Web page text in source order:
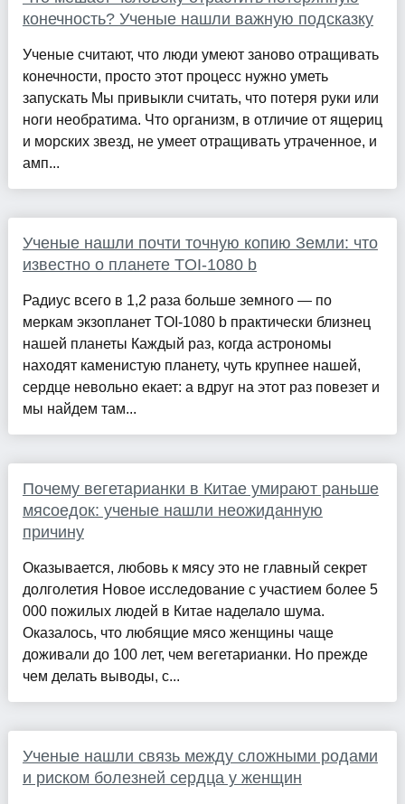
конечность? Ученые нашли важную подсказку
Ученые считают, что люди умеют заново отращивать
конечности, просто этот процесс нужно уметь
запускать Мы привыкли считать, что потеря руки или
ноги необратима. Что организм, в отличие от ящериц
и морских звезд, не умеет отращивать утраченное, и
амп...
Ученые нашли почти точную копию Земли: что
известно о планете TOI-1080 b
Радиус всего в 1,2 раза больше земного — по
меркам экзопланет TOI-1080 b практически близнец
нашей планеты Каждый раз, когда астрономы
находят каменистую планету, чуть крупнее нашей,
сердце невольно екает: а вдруг на этот раз повезет и
мы найдем там...
Почему вегетарианки в Китае умирают раньше
мясоедок: ученые нашли неожиданную
причину
Оказывается, любовь к мясу это не главный секрет
долголетия Новое исследование с участием более 5
000 пожилых людей в Китае наделало шума.
Оказалось, что любящие мясо женщины чаще
доживали до 100 лет, чем вегетарианки. Но прежде
чем делать выводы, с...
Ученые нашли связь между сложными родами
и риском болезней сердца у женщин